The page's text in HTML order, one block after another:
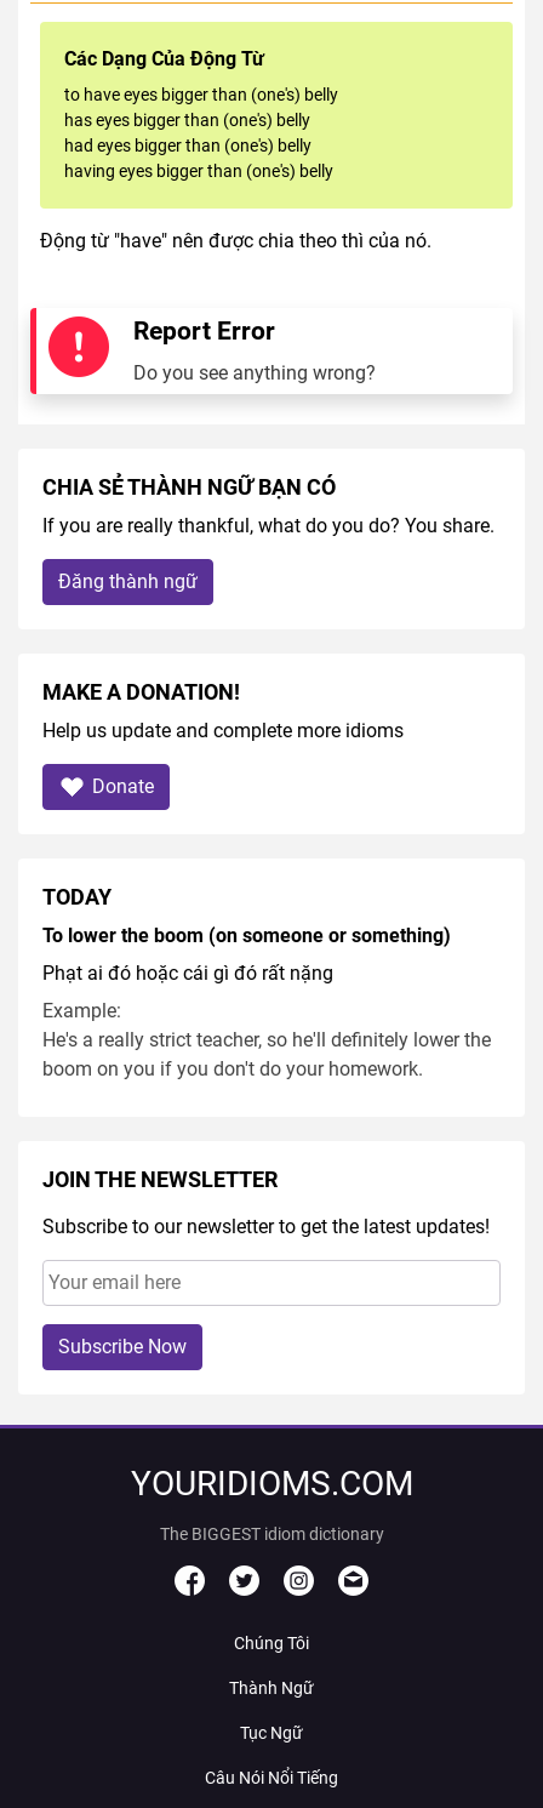
Các Dạng Của Động Từ
to have eyes bigger than (one's) belly
has eyes bigger than (one's) belly
had eyes bigger than (one's) belly
having eyes bigger than (one's) belly
Động từ "have" nên được chia theo thì của nó.
Report Error
Do you see anything wrong?
CHIA SẺ THÀNH NGỮ BẠN CÓ
If you are really thankful, what do you do? You share.
Đăng thành ngữ
MAKE A DONATION!
Help us update and complete more idioms
Donate
TODAY
To lower the boom (on someone or something)
Phạt ai đó hoặc cái gì đó rất nặng
Example:
He's a really strict teacher, so he'll definitely lower the
boom on you if you don't do your homework.
JOIN THE NEWSLETTER
Subscribe to our newsletter to get the latest updates!
Subscribe Now
YOURIDIOMS.COM
The BIGGEST idiom dictionary
Chúng Tôi
Thành Ngữ
Tục Ngữ
Câu Nói Nổi Tiếng